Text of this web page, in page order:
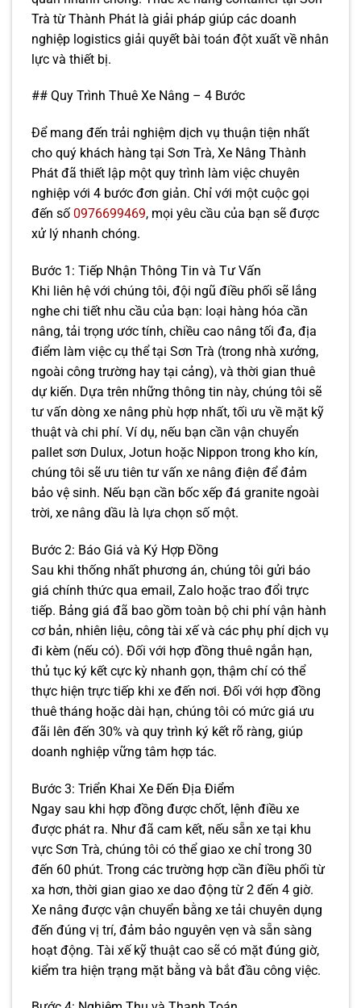
Trà từ Thành Phát là giải pháp giúp các doanh
nghiệp logistics giải quyết bài toán đột xuất về nhân
lực và thiết bị.
## Quy Trình Thuê Xe Nâng – 4 Bước
Để mang đến trải nghiệm dịch vụ thuận tiện nhất
cho quý khách hàng tại Sơn Trà, Xe Nâng Thành
Phát đã thiết lập một quy trình làm việc chuyên
nghiệp với 4 bước đơn giản. Chỉ với một cuộc gọi
đến số 0976699469, mọi yêu cầu của bạn sẽ được
xử lý nhanh chóng.
Bước 1: Tiếp Nhận Thông Tin và Tư Vấn
Khi liên hệ với chúng tôi, đội ngũ điều phối sẽ lắng
nghe chi tiết nhu cầu của bạn: loại hàng hóa cần
nâng, tải trọng ước tính, chiều cao nâng tối đa, địa
điểm làm việc cụ thể tại Sơn Trà (trong nhà xưởng,
ngoài công trường hay tại cảng), và thời gian thuê
dự kiến. Dựa trên những thông tin này, chúng tôi sẽ
tư vấn dòng xe nâng phù hợp nhất, tối ưu về mặt kỹ
thuật và chi phí. Ví dụ, nếu bạn cần vận chuyển
pallet sơn Dulux, Jotun hoặc Nippon trong kho kín,
chúng tôi sẽ ưu tiên tư vấn xe nâng điện để đảm
bảo vệ sinh. Nếu bạn cần bốc xếp đá granite ngoài
trời, xe nâng dầu là lựa chọn số một.
Bước 2: Báo Giá và Ký Hợp Đồng
Sau khi thống nhất phương án, chúng tôi gửi báo
giá chính thức qua email, Zalo hoặc trao đổi trực
tiếp. Bảng giá đã bao gồm toàn bộ chi phí vận hành
cơ bản, nhiên liệu, công tài xế và các phụ phí dịch vụ
đi kèm (nếu có). Đối với hợp đồng thuê ngắn hạn,
thủ tục ký kết cực kỳ nhanh gọn, thậm chí có thể
thực hiện trực tiếp khi xe đến nơi. Đối với hợp đồng
thuê tháng hoặc dài hạn, chúng tôi có mức giá ưu
đãi lên đến 30% và quy trình ký kết rõ ràng, giúp
doanh nghiệp vững tâm hợp tác.
Bước 3: Triển Khai Xe Đến Địa Điểm
Ngay sau khi hợp đồng được chốt, lệnh điều xe
được phát ra. Như đã cam kết, nếu sẵn xe tại khu
vực Sơn Trà, chúng tôi có thể giao xe chỉ trong 30
đến 60 phút. Trong các trường hợp cần điều phối từ
xa hơn, thời gian giao xe dao động từ 2 đến 4 giờ.
Xe nâng được vận chuyển bằng xe tải chuyên dụng
đến đúng vị trí, đảm bảo nguyên vẹn và sẵn sàng
hoạt động. Tài xế kỹ thuật cao sẽ có mặt đúng giờ,
kiểm tra hiện trạng mặt bằng và bắt đầu công việc.